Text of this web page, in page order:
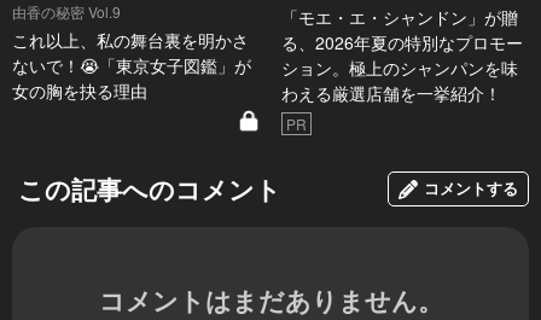
由香の秘密 Vol.9
これ以上、私の舞台裏を明かさ
ないで！😭「東京女子図鑑」が
女の胸を抉る理由
「モエ・エ・シャンドン」が贈
る、2026年夏の特別なプロモー
ション。極上のシャンパンを味
わえる厳選店舗を一挙紹介！
PR
この記事へのコメント コメントする
コメントはまだありません。